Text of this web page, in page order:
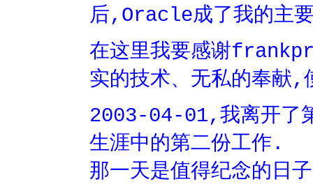
后,Oracle成了我的主
在这里我要感谢
实的技术、无私的奉献,
2003-04-01,我离开了
生涯中的第二份工作.
那一天是值得纪念的日